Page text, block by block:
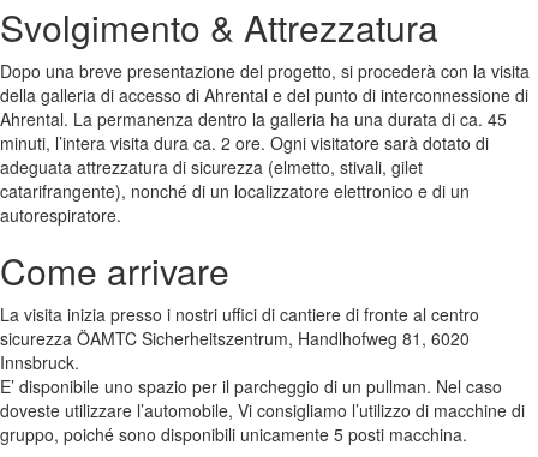
Svolgimento & Attrezzatura
Dopo una breve presentazione del progetto, si procederà con la visita
della galleria di accesso di Ahrental e del punto di interconnessione di
Ahrental. La permanenza dentro la galleria ha una durata di ca. 45
minuti, l’intera visita dura ca. 2 ore. Ogni visitatore sarà dotato di
adeguata attrezzatura di sicurezza (elmetto, stivali, gilet
catarifrangente), nonché di un localizzatore elettronico e di un
autorespiratore.
Come arrivare
La visita inizia presso i nostri uffici di cantiere di fronte al centro
sicurezza ÖAMTC Sicherheitszentrum, Handlhofweg 81, 6020
Innsbruck.
E’ disponibile uno spazio per il parcheggio di un pullman. Nel caso
doveste utilizzare l’automobile, Vi consigliamo l’utilizzo di macchine di
gruppo, poiché sono disponibili unicamente 5 posti macchina.